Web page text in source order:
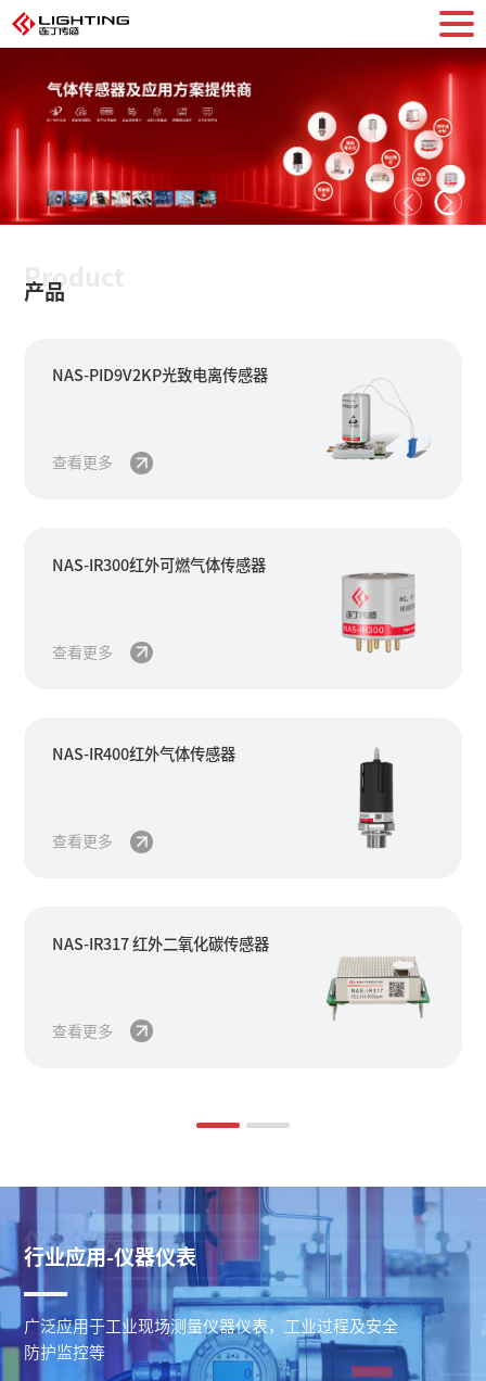
Product
产品
NAS-PID9V2KP光致电离传感器
查看更多
NAS-IR300红外可燃气体传感器
查看更多
NAS-IR400红外气体传感器
查看更多
NAS-IR317 红外二氧化碳传感器
查看更多
仪器仪表en
行业应用-仪器仪表
广泛应用于工业现场测量仪器仪表，工业过程及安全
防护监控等
行业应用-农业养殖
对农业生产养殖过程中产生的二氧化碳、氨气等实时
监测浓度，保障高效高产。
行业应用-智能制造
工业制造、制造过程中的气体环境安全检测
行业应用-燃气电力
燃气行业、电力行业气体环境安全检测，特殊气体检
测
行业应用-环境监测
大气质量监测，工业排放监测、环保检测等